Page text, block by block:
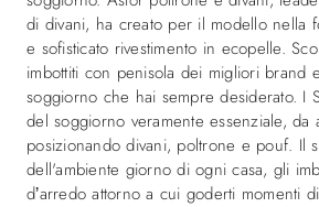
di divani, ha creato per il modello nella
e sofisticato rivestimento in ecopelle.
imbottiti con penisola dei migliori brand
soggiorno che hai sempre desiderato. I
del soggiorno veramente essenziale, da
posizionando divani, poltrone e pouf. Il
dell'ambiente giorno di ogni casa, gli
d’arredo attorno a cui goderti momenti